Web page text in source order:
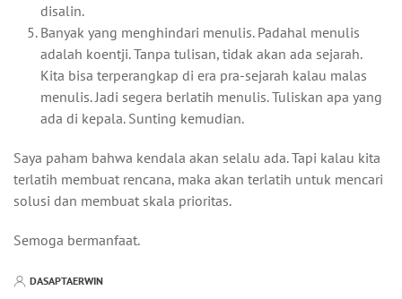
disalin.
Banyak yang menghindari menulis. Padahal menulis
adalah koentji. Tanpa tulisan, tidak akan ada sejarah.
Kita bisa terperangkap di era pra-sejarah kalau malas
menulis. Jadi segera berlatih menulis. Tuliskan apa yang
ada di kepala. Sunting kemudian.
Saya paham bahwa kendala akan selalu ada. Tapi kalau kita
terlatih membuat rencana, maka akan terlatih untuk mencari
solusi dan membuat skala prioritas.
Semoga bermanfaat.
DASAPTAERWIN